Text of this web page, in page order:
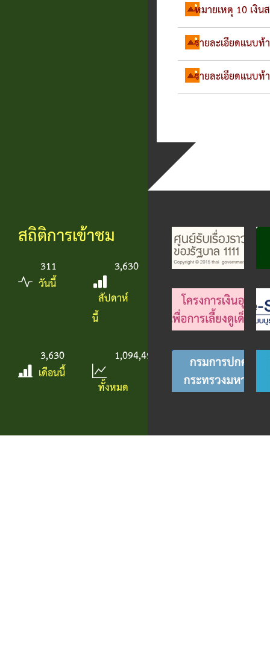
หมายเหตุ 10 เงิน
รายละเอียดแนบ
รายละเอียดแนบ
สถิติการเข้าชม
311
วันนี้
3,630
สัปดาห์
นี้
3,630
เดือนนี้
1,094,497
ทั้งหมด